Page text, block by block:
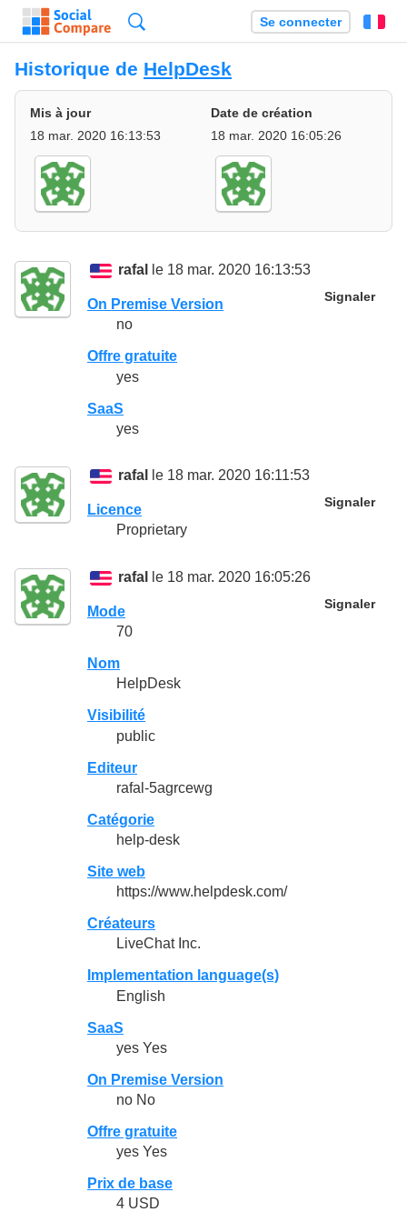
Se connecter
Historique de HelpDesk
Mis à jour
18 mar. 2020 16:13:53
Date de création
18 mar. 2020 16:05:26
rafal le 18 mar. 2020 16:13:53
Signaler
On Premise Version
no
Offre gratuite
yes
SaaS
yes
rafal le 18 mar. 2020 16:11:53
Signaler
Licence
Proprietary
rafal le 18 mar. 2020 16:05:26
Signaler
Mode
70
Nom
HelpDesk
Visibilité
public
Editeur
rafal-5agrcewg
Catégorie
help-desk
Site web
https://www.helpdesk.com/
Créateurs
LiveChat Inc.
Implementation language(s)
English
SaaS
yes Yes
On Premise Version
no No
Offre gratuite
yes Yes
Prix de base
4 USD